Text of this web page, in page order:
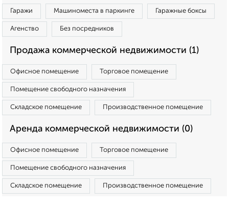
Гаражи Машиноместа в паркинге Гаражные боксы
Агенство Без посредников
Продажа коммерческой недвижимости (1)
Офисное помещение Торговое помещение
Помещение свободного назначения
Складское помещение Производственное помещение
Аренда коммерческой недвижимости (0)
Офисное помещение Торговое помещение
Помещение свободного назначения
Складское помещение Производственное помещение